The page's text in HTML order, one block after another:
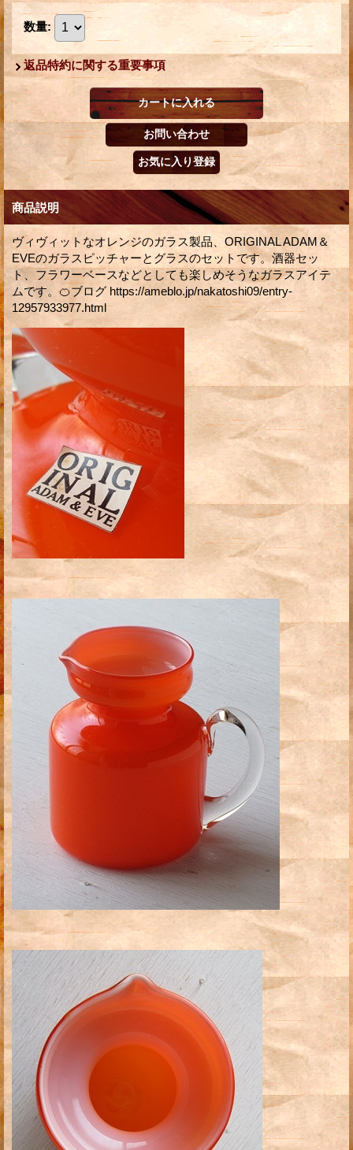
数量:
返品特約に関する重要事項
商品説明
ヴィヴィットなオレンジのガラス製品、ORIGINAL ADAM＆
EVEのガラスピッチャーとグラスのセットです。酒器セッ
ト、フラワーベースなどとしても楽しめそうなガラスアイテ
ムです。🍊ブログ https://ameblo.jp/nakatoshi09/entry-
12957933977.html